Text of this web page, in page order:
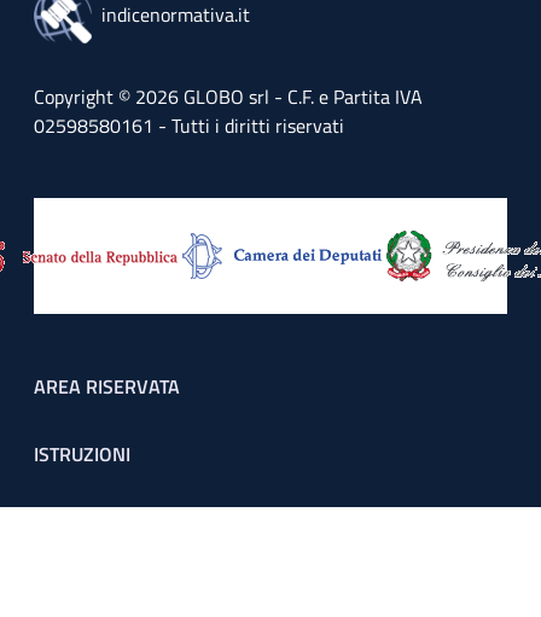
indicenormativa.it
Copyright © 2026 GLOBO srl - C.F. e Partita IVA
02598580161 - Tutti i diritti riservati
Footer menu
AREA RISERVATA
ISTRUZIONI